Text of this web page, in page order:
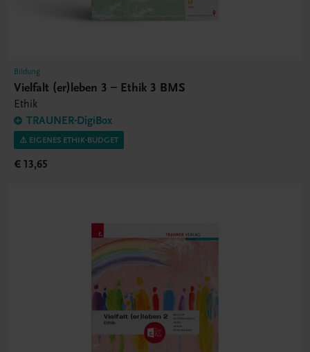
Bildung
Vielfalt (er)leben 3 – Ethik 3 BMS
Ethik
TRAUNER-DigiBox
⚠️ EIGENES ETHIK-BUDGET
€ 13,65